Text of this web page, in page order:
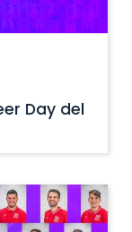
Day del